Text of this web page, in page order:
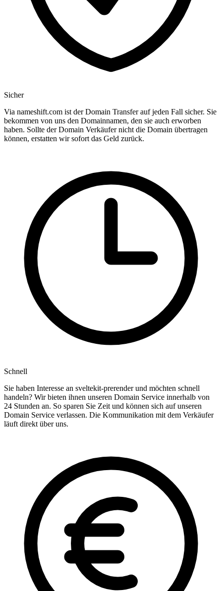
Sicher
Via nameshift.com ist der Domain Transfer auf jeden Fall sicher. Sie
bekommen von uns den Domainnamen, den sie auch erworben
haben. Sollte der Domain Verkäufer nicht die Domain übertragen
können, erstatten wir sofort das Geld zurück.
Schnell
Sie haben Interesse an sveltekit-prerender und möchten schnell
handeln? Wir bieten ihnen unseren Domain Service innerhalb von
24 Stunden an. So sparen Sie Zeit und können sich auf unseren
Domain Service verlassen. Die Kommunikation mit dem Verkäufer
läuft direkt über uns.